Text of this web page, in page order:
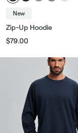
New
Zip-Up Hoodie
Звичайна
ціна
$79.00
розпродажу